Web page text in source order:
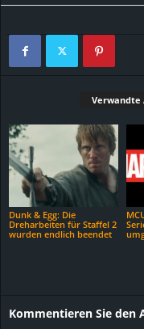
Verwandte
Dunk & Egg: Die
Dreharbeiten für Staffel 2
wurden endlich beendet
Kommentieren Sie den